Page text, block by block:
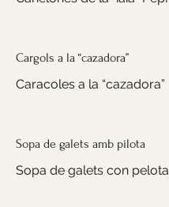
Cargols a la “cazadora”
Caracoles a la “cazadora”
Sopa de galets amb pilota
Sopa de galets con pelota